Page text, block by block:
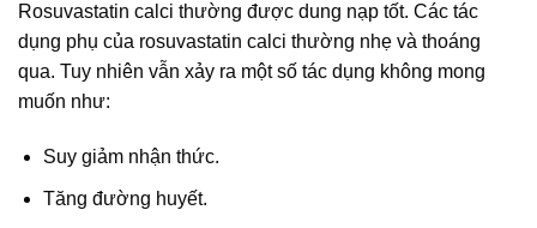
Rosuvastatin calci thường được dung nạp tốt. Các tác
dụng phụ của rosuvastatin calci thường nhẹ và thoáng
qua. Tuy nhiên vẫn xảy ra một số tác dụng không mong
muốn như:
Suy giảm nhận thức.
Tăng đường huyết.